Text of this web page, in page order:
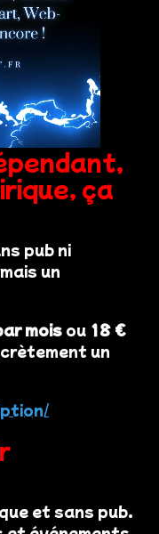
ça
pub ni
un
mois ou 18 €
un
et sans pub.